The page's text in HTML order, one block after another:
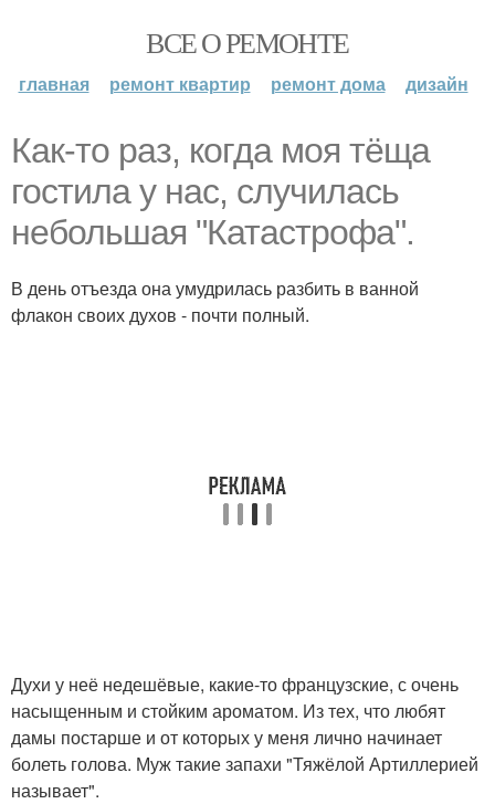
ВСЕ О РЕМОНТЕ
главная ремонт квартир ремонт дома дизайн
Как-то раз, когда моя тёща
гостила у нас, случилась
небольшая "Катастрофа".
В день отъезда она умудрилась разбить в ванной
флакон своих духов - почти полный.
Духи у неё недешёвые, какие-то французские, с очень
насыщенным и стойким ароматом. Из тех, что любят
дамы постарше и от которых у меня лично начинает
болеть голова. Муж такие запахи "Тяжёлой Артиллерией
называет".